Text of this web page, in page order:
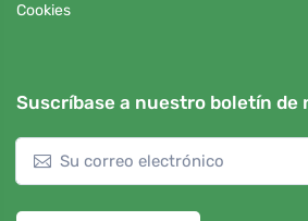
Cookies
Suscríbase a nuestro boletín de